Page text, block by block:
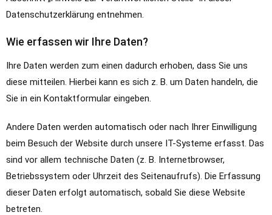
Datenschutzerklärung entnehmen.
Wie erfassen wir Ihre Daten?
Ihre Daten werden zum einen dadurch erhoben, dass Sie uns
diese mitteilen. Hierbei kann es sich z. B. um Daten handeln, die
Sie in ein Kontaktformular eingeben.
Andere Daten werden automatisch oder nach Ihrer Einwilligung
beim Besuch der Website durch unsere IT-Systeme erfasst. Das
sind vor allem technische Daten (z. B. Internetbrowser,
Betriebssystem oder Uhrzeit des Seitenaufrufs). Die Erfassung
dieser Daten erfolgt automatisch, sobald Sie diese Website
betreten.